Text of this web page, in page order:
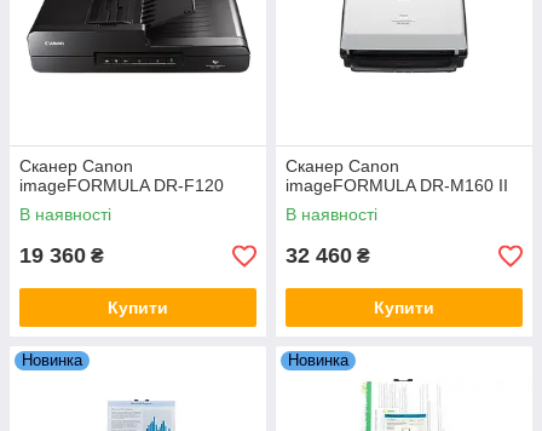
Сканер Canon
imageFORMULA DR-F120
В наявності
19 360 ₴
Купити
Сканер Canon
imageFORMULA DR-M160 II
В наявності
32 460 ₴
Купити
Новинка Новинка